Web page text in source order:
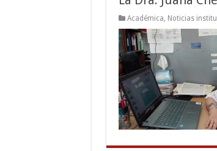
Académica Noticias